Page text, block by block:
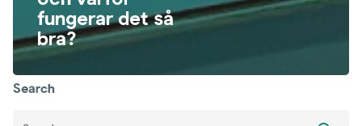
fungerar det så
bra?
Search